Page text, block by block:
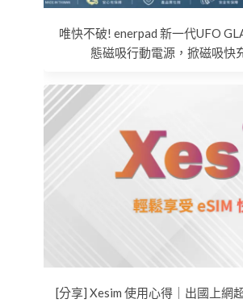
唯快不破! enerpad 新一代UFO
態磁吸行動電源，掀磁吸快
[分享] Xesim 使用心得｜出國上網